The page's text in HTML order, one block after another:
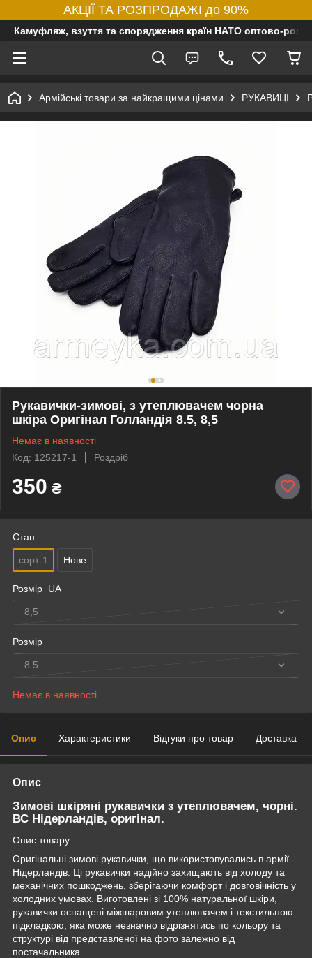
АКЦІЇ ТА РОЗПРОДАЖІ до 90%
Камуфляж, взуття та спорядження країн НАТО оптово-
Армійські товари за найкращими цінами РУКАВИЦІ
Рукавички-зимові, з утеплювачем чорна
шкіра Оригінал Голландія 8.5, 8,5
Немає в наявності
Код: 125217-1
Роздріб
350 ₴
Стан
сорт-1 Нове
Розмір_UA
8,5
Розмір
8.5
Немає в наявності
Опис Характеристики Відгуки про товар Доставка
Опис
Зимові шкіряні рукавички з утеплювачем, чорні.
ВС Нідерландів, оригінал.
Опис товару:
Оригінальні зимові рукавички, що використовувались в армії
Нідерландів. Ці рукавички надійно захищають від холоду та
механічних пошкоджень, зберігаючи комфорт і довговічність у
холодних умовах. Виготовлені зі 100% натуральної шкіри,
рукавички оснащені міжшаровим утеплювачем і текстильною
підкладкою, яка може незначно відрізнятись по кольору та
структурі від представленої на фото залежно від
постачальника.